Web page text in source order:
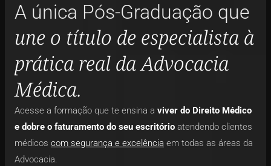
A única Pós-Graduação que
une o título de especialista à
prática real da Advocacia
Médica.
Acesse a formação que te ensina a viver do Direito Médico
e dobre o faturamento do seu escritório atendendo clientes
médicos com segurança e excelência em todas as áreas da
Advocacia.